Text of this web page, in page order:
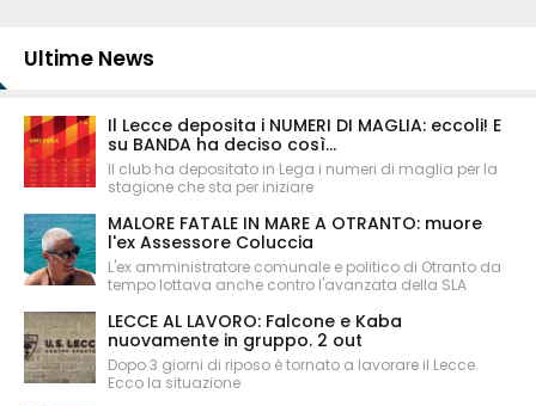
Ultime News
Il Lecce deposita i NUMERI DI MAGLIA: eccoli! E
su BANDA ha deciso così...
Il club ha depositato in Lega i numeri di maglia per la
stagione che sta per iniziare
MALORE FATALE IN MARE A OTRANTO: muore
l'ex Assessore Coluccia
L'ex amministratore comunale e politico di Otranto da
tempo lottava anche contro l'avanzata della SLA
LECCE AL LAVORO: Falcone e Kaba
nuovamente in gruppo. 2 out
Dopo 3 giorni di riposo è tornato a lavorare il Lecce.
Ecco la situazione